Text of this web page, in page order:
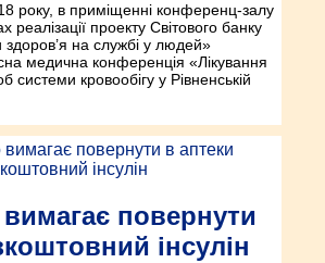
року, в приміщенні конференц-залу
проекту Світового банку
на службі у людей»
медична конференція «Лікування
системи кровообігу у Рівненській
повернути
інсулін